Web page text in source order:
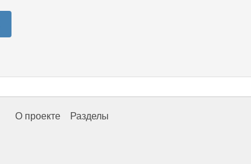
О проекте Разделы